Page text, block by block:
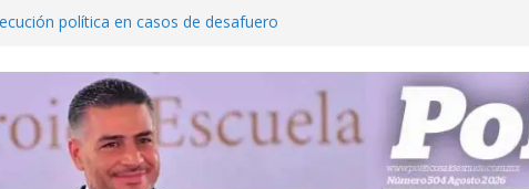
política en casos de desafuero
exgobernador de Guerrero, por
la exportación de aguacate de
Unidos
a escuelas para dejar el esquema